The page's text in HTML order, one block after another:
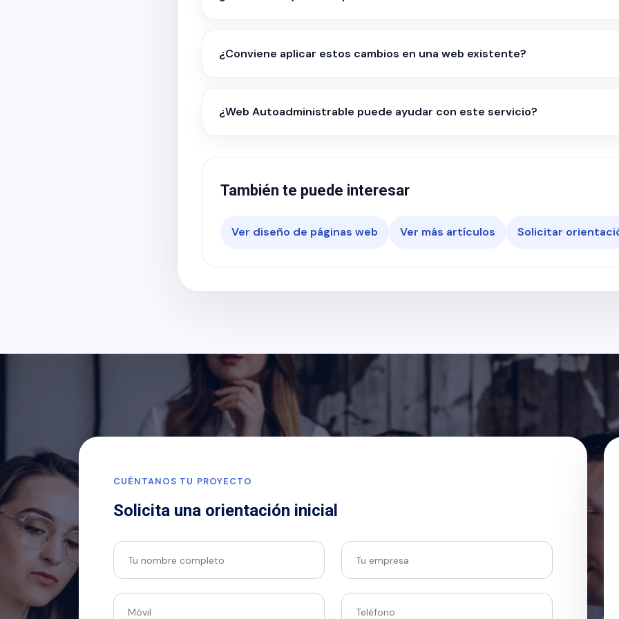
¿Conviene aplicar estos cambios en una web existente?
¿Web Autoadministrable puede ayudar con este servicio?
También te puede interesar
Ver diseño de páginas web Ver más artículos Solicitar
CUÉNTANOS TU PROYECTO
Solicita una orientación inicial